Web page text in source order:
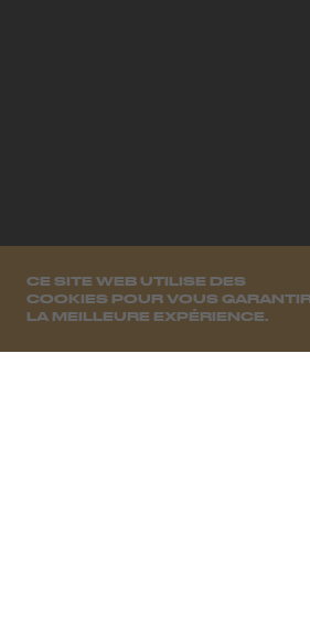
CE SITE WEB UTILISE DES
COOKIES POUR VOUS
LA MEILLEURE EXPÉRIENCE.